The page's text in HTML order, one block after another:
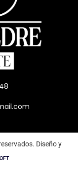
Diseño y